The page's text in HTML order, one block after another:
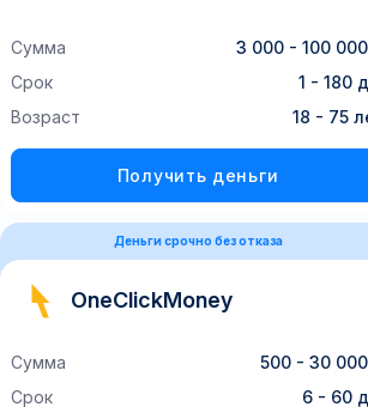
Сумма
3 000 - 100
Срок
1 - 180
Возраст
18 - 75
Получить деньги
Деньги срочно без отказа
OneClickMoney
Сумма
500 - 30
Срок
6 - 60